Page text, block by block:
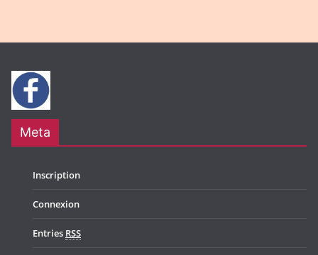
Meta
Inscription
Connexion
Entries RSS